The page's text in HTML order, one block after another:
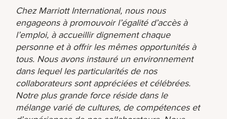
Chez Marriott International, nous nous
engageons à promouvoir l’égalité d’accès à
l’emploi, à accueillir dignement chaque
personne et à offrir les mêmes opportunités à
tous. Nous avons instauré un environnement
dans lequel les particularités de nos
collaborateurs sont appréciées et célébrées.
Notre plus grande force réside dans le
mélange varié de cultures, de compétences et